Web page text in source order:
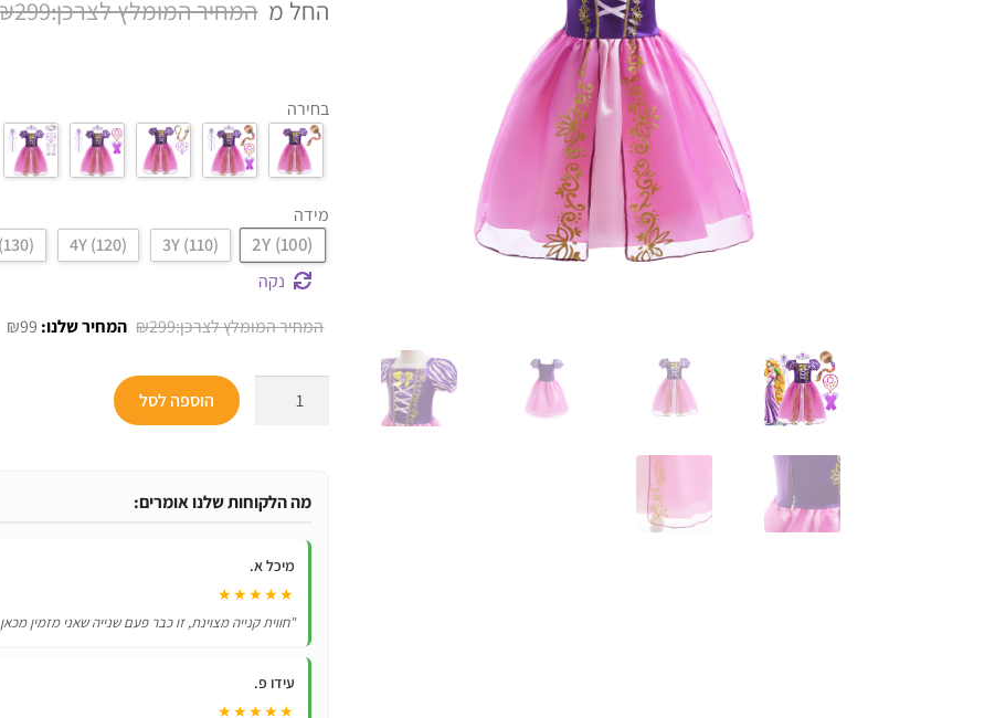
על דירוגים של
החל מ 299
בחירה
מידה
2Y (100)
3Y (110)
4Y (120)
נקה
₪299
המחיר
היה:
₪299.
₪99
רפונזל
הוספה לסל
מה הלקוחות שלנו אומרים:
מיכל א.
★★★★★
"חווית קנייה מצוינת, זו כבר פעם שנייה שאני מזמין
עידו פ.
★★★★★